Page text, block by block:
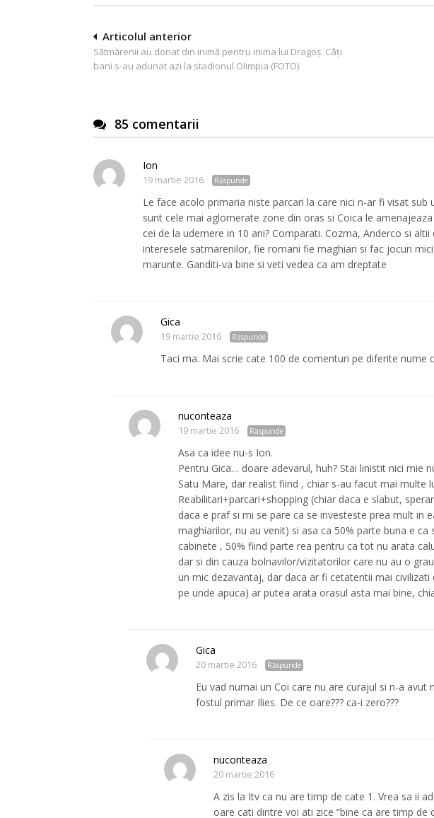
Navigare
în
Articolul anterior
Sătmărenii au donat din inimă pentru inima lui Dragoș. Câți
bani s-au adunat azi la stadionul Olimpia (FOTO)
85 comentarii
Ion
19 martie 2016 Răspunde
Le face acolo primaria niste parcari la care nici n-ar fi visat sub
sunt cele mai aglomerate zone din oras si Coica le
cei de la udemere in 10 ani? Comparati. Cozma, Anderco si
interesele satmarenilor, fie romani fie maghiari si fac jocuri
marunte. Ganditi-va bine si veti vedea ca am dreptate
Gica
19 martie 2016 Răspunde
Taci ma. Mai scrie cate 100 de comenturi pe diferite nume
nuconteaza
19 martie 2016 Răspunde
Asa ca idee nu-s Ion.
Pentru Gica… doare adevarul, huh? Stai linistit nici mie
Satu Mare, dar realist fiind , chiar s-au facut mai multe
Reabilitari+parcari+shopping (chiar daca e slabut,
daca e praf si mi se pare ca se investeste prea mult in
maghiarilor, nu au venit) si asa ca 50% parte buna e
cabinete , 50% fiind parte rea pentru ca tot nu arata
dar si din cauza bolnavilor/vizitatorilor care nu au o
un mic dezavantaj, dar daca ar fi cetatentii mai
pe unde apuca) ar putea arata orasul asta mai bine,
Gica
20 martie 2016 Răspunde
Eu vad numai un Coi care nu are curajul si n-a
fostul primar Ilies. De ce oare??? ca-i zero???
nuconteaza
20 martie 2016
A zis la Itv ca nu are timp de cate 1. Vrea sa ii
oare cati dintre voi ati zice “bine ca are timp de